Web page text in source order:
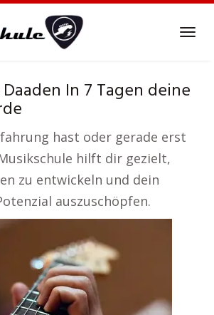
In 7 Tagen deine
hast oder gerade erst
hilft dir gezielt,
zu entwickeln und dein
auszuschöpfen.